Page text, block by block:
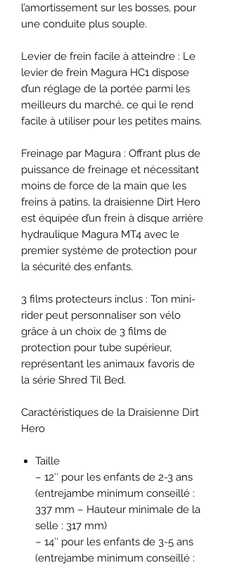
l’amortissement sur les bosses, pour
une conduite plus souple.
Levier de frein facile à atteindre : Le
levier de frein Magura HC1 dispose
d’un réglage de la portée parmi les
meilleurs du marché, ce qui le rend
facile à utiliser pour les petites mains.
Freinage par Magura : Offrant plus de
puissance de freinage et nécessitant
moins de force de la main que les
freins à patins, la draisienne Dirt Hero
est équipée d’un frein à disque arrière
hydraulique Magura MT4 avec le
premier système de protection pour
la sécurité des enfants.
3 films protecteurs inclus : Ton mini-
rider peut personnaliser son vélo
grâce à un choix de 3 films de
protection pour tube supérieur,
représentant les animaux favoris de
la série Shred Til Bed.
Caractéristiques de la Draisienne Dirt
Hero
Taille
– 12″ pour les enfants de 2-3 ans
(entrejambe minimum conseillé :
337 mm – Hauteur minimale de la
selle : 317 mm)
– 14″ pour les enfants de 3-5 ans
(entrejambe minimum conseillé :